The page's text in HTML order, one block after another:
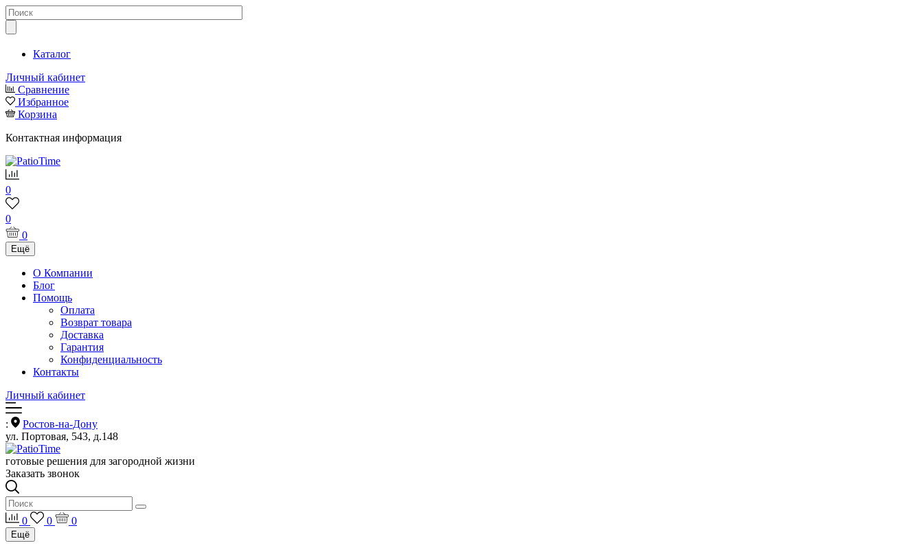
Каталог
Личный кабинет
Сравнение
Избранное
Корзина
Контактная информация
0
0
0
Ещё
О Компании
Блог
Помощь
Оплата
Возврат товара
Доставка
Гарантия
Конфиденциальность
Контакты
Личный кабинет
:
Ростов-на-Дону
ул. Портовая, 543, д.148
готовые решения для загородной жизни
Заказать звонок
0 0 0
Ещё